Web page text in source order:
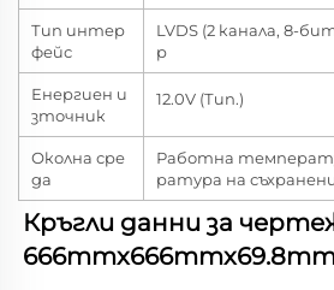
Тип интер
фейс
LVDS (2 канала, 8-
р
Енергиен и
зточник
12.0V (Тип.)
Околна сре
да
Работна
ратура на
Кръгли данни за